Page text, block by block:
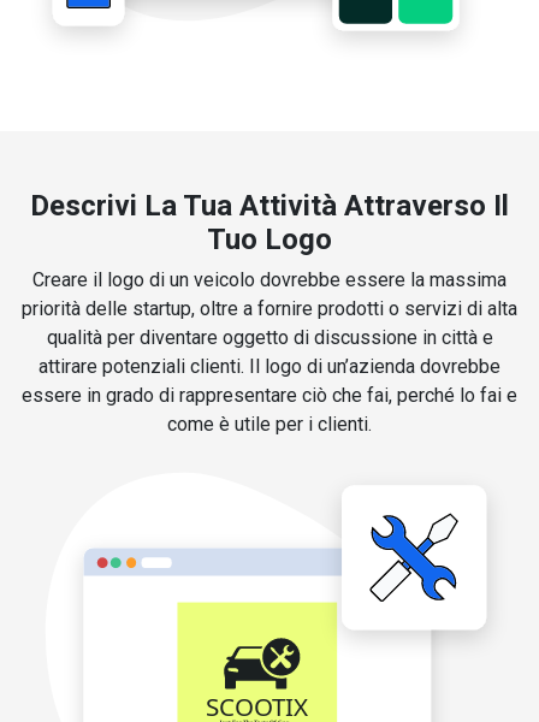
Descrivi La Tua Attività Attraverso Il
Tuo Logo
Creare il logo di un veicolo dovrebbe essere la massima
priorità delle startup, oltre a fornire prodotti o servizi di alta
qualità per diventare oggetto di discussione in città e
attirare potenziali clienti. Il logo di un’azienda dovrebbe
essere in grado di rappresentare ciò che fai, perché lo fai e
come è utile per i clienti.